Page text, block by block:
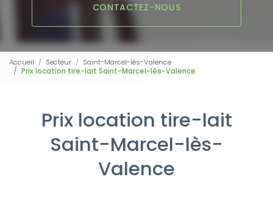
CONTACTEZ-NOUS
Accueil Secteur
Saint-Marcel-lès-Valence
Prix location tire-lait Saint-Marcel-lès-Valence
Prix location tire-lait
Saint-Marcel-lès-
Valence